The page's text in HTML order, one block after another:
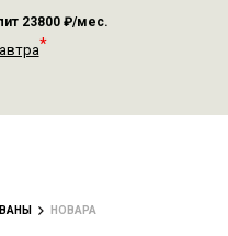
23800 ₽/мес.
*
НОВАРА